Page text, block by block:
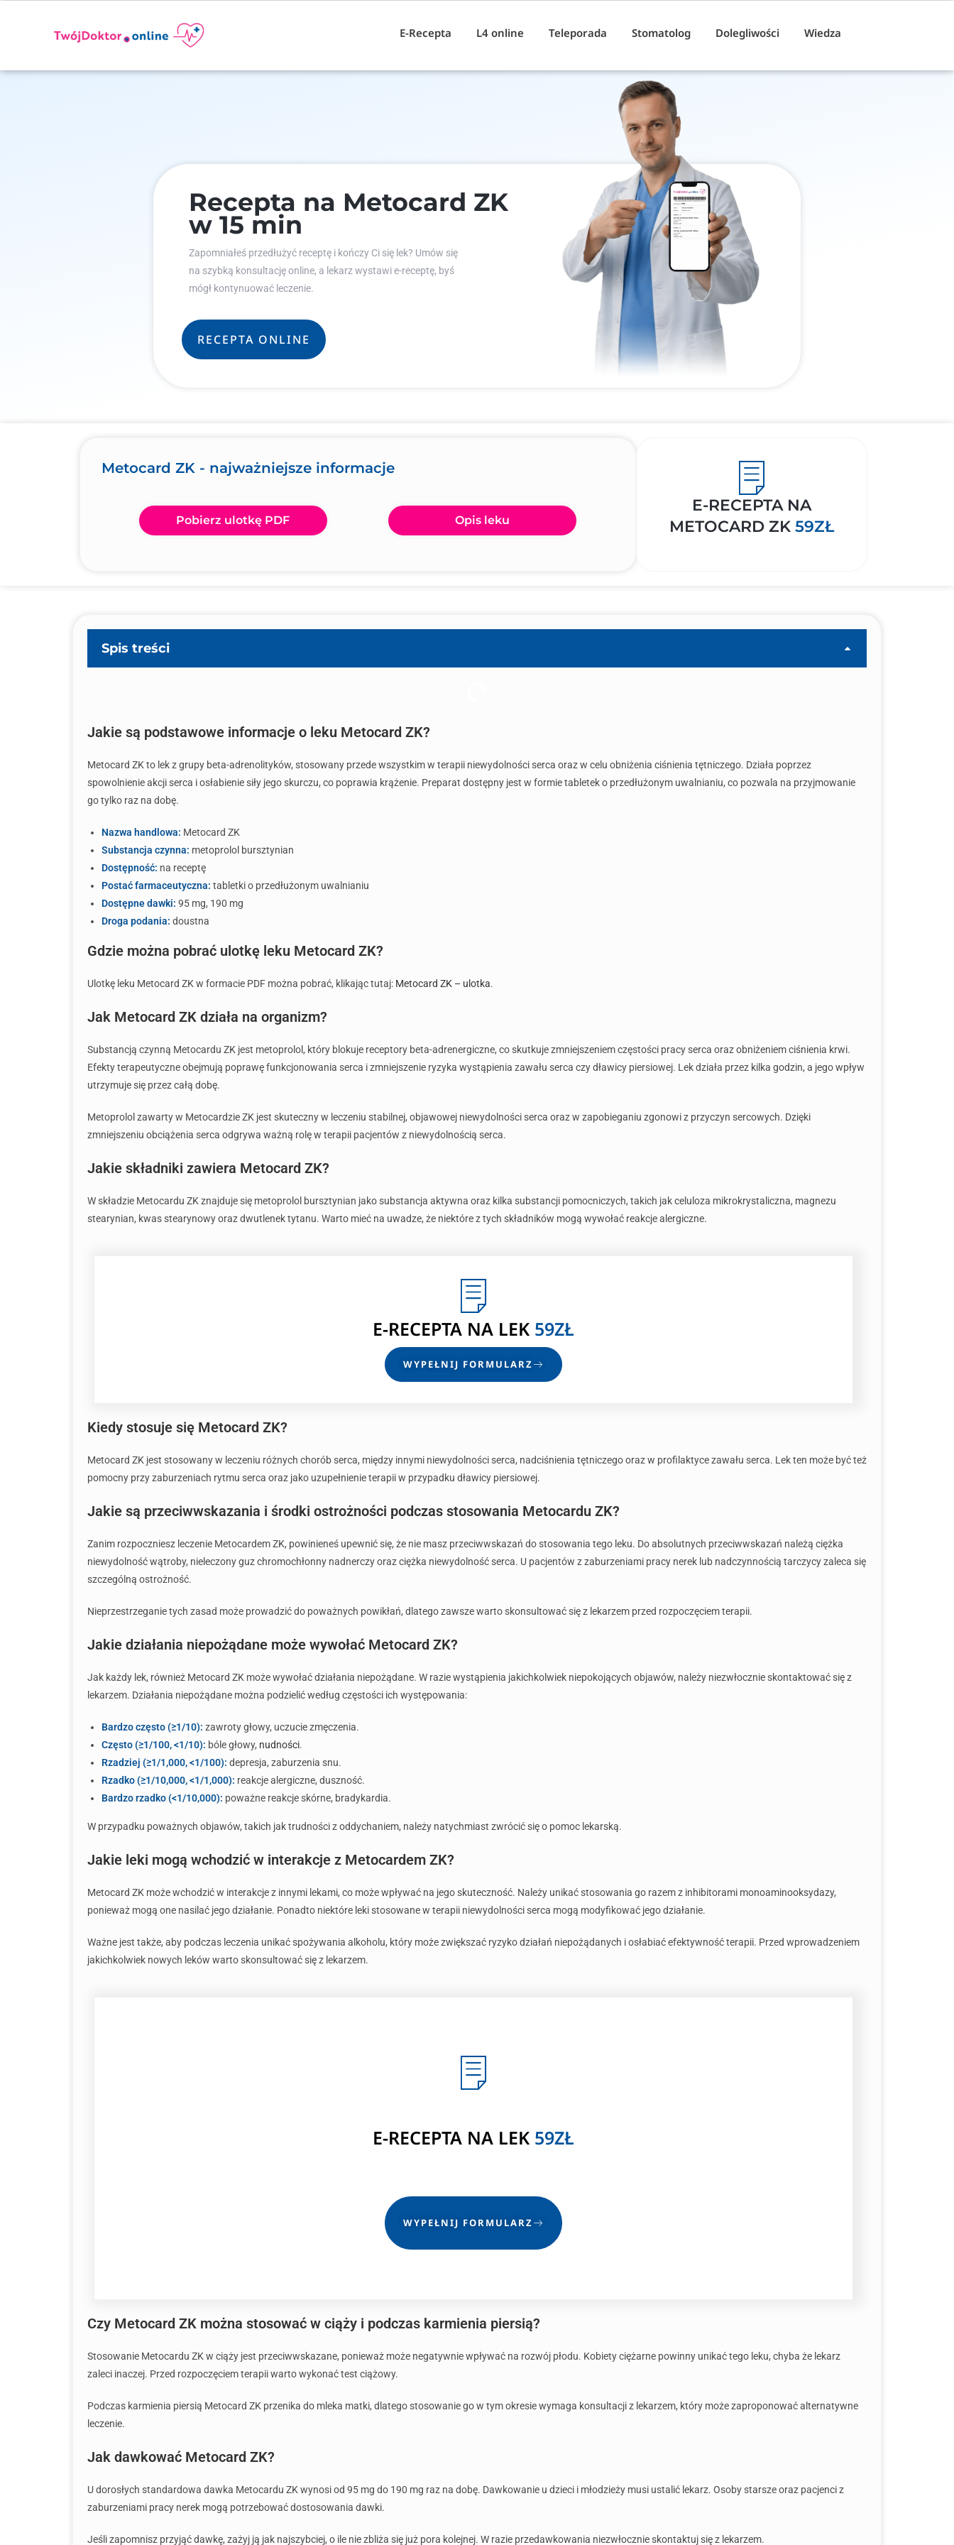
E-Recepta L4 online Teleporada Stomatolog Dolegliwości Wiedza
Recepta na Metocard ZK
w 15 min
Zapomniałeś przedłużyć receptę i kończy Ci się lek? Umów się
na szybką konsultację online, a lekarz wystawi e-receptę, byś
mógł kontynuować leczenie.
RECEPTA ONLINE
Metocard ZK - najważniejsze informacje
Pobierz ulotkę PDF Opis leku
E-RECEPTA NA
METOCARD ZK 59ZŁ
Spis treści
Jakie są podstawowe informacje o leku Metocard ZK?
Metocard ZK to lek z grupy beta-adrenolityków, stosowany przede wszystkim w terapii niewydolności serca oraz w celu obniżenia ciśnienia tętniczego. Działa poprzez
spowolnienie akcji serca i osłabienie siły jego skurczu, co poprawia krążenie. Preparat dostępny jest w formie tabletek o przedłużonym uwalnianiu, co pozwala na przyjmowanie
go tylko raz na dobę.
Nazwa handlowa: Metocard ZK
Substancja czynna: metoprolol bursztynian
Dostępność: na receptę
Postać farmaceutyczna: tabletki o przedłużonym uwalnianiu
Dostępne dawki: 95 mg, 190 mg
Droga podania: doustna
Gdzie można pobrać ulotkę leku Metocard ZK?
Ulotkę leku Metocard ZK w formacie PDF można pobrać, klikając tutaj: Metocard ZK – ulotka.
Jak Metocard ZK działa na organizm?
Substancją czynną Metocardu ZK jest metoprolol, który blokuje receptory beta-adrenergiczne, co skutkuje zmniejszeniem częstości pracy serca oraz obniżeniem ciśnienia krwi.
Efekty terapeutyczne obejmują poprawę funkcjonowania serca i zmniejszenie ryzyka wystąpienia zawału serca czy dławicy piersiowej. Lek działa przez kilka godzin, a jego wpływ
utrzymuje się przez całą dobę.
Metoprolol zawarty w Metocardzie ZK jest skuteczny w leczeniu stabilnej, objawowej niewydolności serca oraz w zapobieganiu zgonowi z przyczyn sercowych. Dzięki
zmniejszeniu obciążenia serca odgrywa ważną rolę w terapii pacjentów z niewydolnością serca.
Jakie składniki zawiera Metocard ZK?
W składzie Metocardu ZK znajduje się metoprolol bursztynian jako substancja aktywna oraz kilka substancji pomocniczych, takich jak celuloza mikrokrystaliczna, magnezu
stearynian, kwas stearynowy oraz dwutlenek tytanu. Warto mieć na uwadze, że niektóre z tych składników mogą wywołać reakcje alergiczne.
E-RECEPTA NA LEK 59ZŁ
WYPEŁNIJ FORMULARZ
Kiedy stosuje się Metocard ZK?
Metocard ZK jest stosowany w leczeniu różnych chorób serca, między innymi niewydolności serca, nadciśnienia tętniczego oraz w profilaktyce zawału serca. Lek ten może być też
pomocny przy zaburzeniach rytmu serca oraz jako uzupełnienie terapii w przypadku dławicy piersiowej.
Jakie są przeciwwskazania i środki ostrożności podczas stosowania Metocardu ZK?
Zanim rozpoczniesz leczenie Metocardem ZK, powinieneś upewnić się, że nie masz przeciwwskazań do stosowania tego leku. Do absolutnych przeciwwskazań należą ciężka
niewydolność wątroby, nieleczony guz chromochłonny nadnerczy oraz ciężka niewydolność serca. U pacjentów z zaburzeniami pracy nerek lub nadczynnością tarczycy zaleca się
szczególną ostrożność.
Nieprzestrzeganie tych zasad może prowadzić do poważnych powikłań, dlatego zawsze warto skonsultować się z lekarzem przed rozpoczęciem terapii.
Jakie działania niepożądane może wywołać Metocard ZK?
Jak każdy lek, również Metocard ZK może wywołać działania niepożądane. W razie wystąpienia jakichkolwiek niepokojących objawów, należy niezwłocznie skontaktować się z
lekarzem. Działania niepożądane można podzielić według częstości ich występowania:
Bardzo często (≥1/10): zawroty głowy, uczucie zmęczenia.
Często (≥1/100, <1/10): bóle głowy, nudności.
Rzadziej (≥1/1,000, <1/100): depresja, zaburzenia snu.
Rzadko (≥1/10,000, <1/1,000): reakcje alergiczne, duszność.
Bardzo rzadko (<1/10,000): poważne reakcje skórne, bradykardia.
W przypadku poważnych objawów, takich jak trudności z oddychaniem, należy natychmiast zwrócić się o pomoc lekarską.
Jakie leki mogą wchodzić w interakcje z Metocardem ZK?
Metocard ZK może wchodzić w interakcje z innymi lekami, co może wpływać na jego skuteczność. Należy unikać stosowania go razem z inhibitorami monoaminooksydazy,
ponieważ mogą one nasilać jego działanie. Ponadto niektóre leki stosowane w terapii niewydolności serca mogą modyfikować jego działanie.
Ważne jest także, aby podczas leczenia unikać spożywania alkoholu, który może zwiększać ryzyko działań niepożądanych i osłabiać efektywność terapii. Przed wprowadzeniem
jakichkolwiek nowych leków warto skonsultować się z lekarzem.
E-RECEPTA NA LEK 59ZŁ
WYPEŁNIJ FORMULARZ
Czy Metocard ZK można stosować w ciąży i podczas karmienia piersią?
Stosowanie Metocardu ZK w ciąży jest przeciwwskazane, ponieważ może negatywnie wpływać na rozwój płodu. Kobiety ciężarne powinny unikać tego leku, chyba że lekarz
zaleci inaczej. Przed rozpoczęciem terapii warto wykonać test ciążowy.
Podczas karmienia piersią Metocard ZK przenika do mleka matki, dlatego stosowanie go w tym okresie wymaga konsultacji z lekarzem, który może zaproponować alternatywne
leczenie.
Jak dawkować Metocard ZK?
U dorosłych standardowa dawka Metocardu ZK wynosi od 95 mg do 190 mg raz na dobę. Dawkowanie u dzieci i młodzieży musi ustalić lekarz. Osoby starsze oraz pacjenci z
zaburzeniami pracy nerek mogą potrzebować dostosowania dawki.
Jeśli zapomnisz przyjąć dawkę, zażyj ją jak najszybciej, o ile nie zbliża się już pora kolejnej. W razie przedawkowania niezwłocznie skontaktuj się z lekarzem.